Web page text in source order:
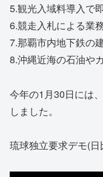
5.観光入域料導入で
6.競走入札による業
7.那覇市内地下鉄の
8.沖縄近海の石油や
今年の1月30日には
しました。
琉球独立要求デモ(